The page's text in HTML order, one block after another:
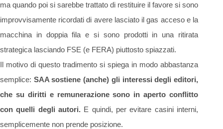
ma quando poi si sarebbe trattato di restituire il favore si sono
improvvisamente ricordati di avere lasciato il gas acceso e la
macchina in doppia fila e si sono prodotti in una ritirata
strategica lasciando FSE (e FERA) piuttosto spiazzati.
Il motivo di questo tradimento si spiega in modo abbastanza
semplice: SAA sostiene (anche) gli interessi degli editori,
che su diritti e remunerazione sono in aperto conflitto
con quelli degli autori. E quindi, per evitare casini interni,
semplicemente non prende posizione.